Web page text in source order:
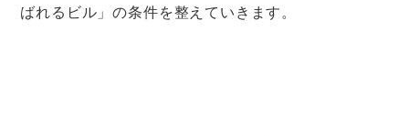
ばれるビル」の条件を整えていきます。